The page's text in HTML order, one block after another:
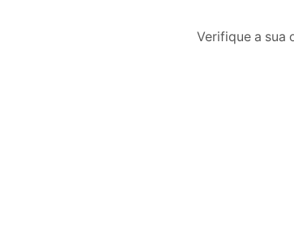
Verifique a sua